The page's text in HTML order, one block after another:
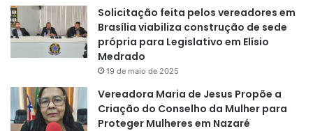
Solicitação feita pelos vereadores em
Brasília viabiliza construção de sede
própria para Legislativo em Elísio
Medrado
19 de maio de 2025
Vereadora Maria de Jesus Propõe a
Criação do Conselho da Mulher para
Proteger Mulheres em Nazaré